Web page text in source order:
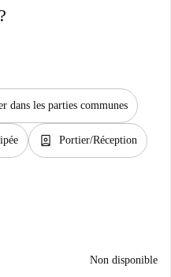
dans les parties communes
person_book Portier/Réception
Non disponible